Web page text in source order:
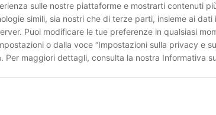
sulle nostre piattaforme e mostrarti contenuti
simili, sia nostri che di terze parti, insieme ai dati
Puoi modificare le tue preferenze in qualsiasi
o dalla voce “Impostazioni sulla privacy e
Per maggiori dettagli, consulta la nostra Informativa